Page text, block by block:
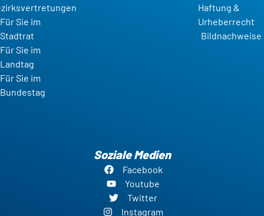
Für Sie im
Stadtrat
Für Sie im
Landtag
Für Sie im
Bundestag
Haftung &
Urheberrecht
Bildnachweise
Soziale Medien
Facebook
Youtube
Twitter
Instagram